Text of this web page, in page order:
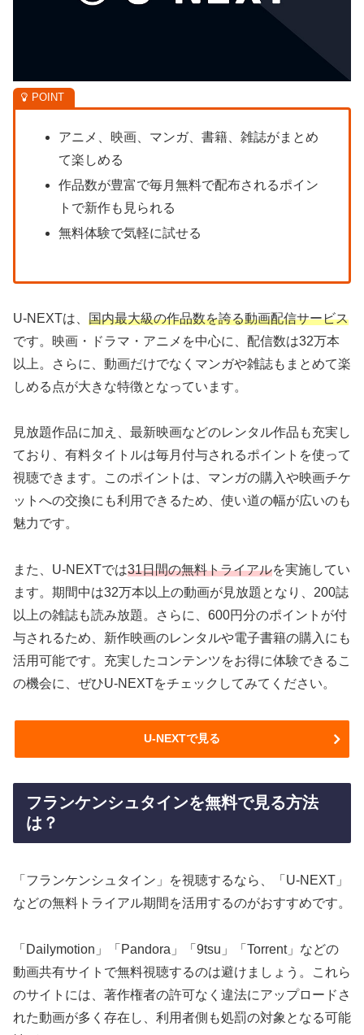
アニメ、映画、マンガ、書籍、雑誌がまとめ
て楽しめる
作品数が豊富で毎月無料で配布されるポイン
トで新作も見られる
無料体験で気軽に試せる
U-NEXTは、 国内最大級の作品数を誇る動画配信サービス
です。映画・ドラマ・アニメを中心に、配信数は32万本
以上。さらに、動画だけでなくマンガや雑誌もまとめて楽
しめる点が大きな特徴となっています。
見放題作品に加え、最新映画などのレンタル作品も充実し
ており、有料タイトルは毎月付与されるポイントを使って
視聴できます。このポイントは、マンガの購入や映画チケ
ットへの交換にも利用できるため、使い道の幅が広いのも
魅力です。
また、U-NEXTでは31日間の無料トライアルを実施してい
ます。期間中は32万本以上の動画が見放題となり、200誌
以上の雑誌も読み放題。さらに、600円分のポイントが付
与されるため、新作映画のレンタルや電子書籍の購入にも
活用可能です。充実したコンテンツをお得に体験できるこ
の機会に、ぜひU-NEXTをチェックしてみてください。
U-NEXTで見る
フランケンシュタインを無料で見る方法
は？
「フランケンシュタイン」を視聴するなら、「U-NEXT」
などの無料トライアル期間を活用するのがおすすめです。
「Dailymotion」「Pandora」「9tsu」「Torrent」などの
動画共有サイトで無料視聴するのは避けましょう。これら
のサイトには、著作権者の許可なく違法にアップロードさ
れた動画が多く存在し、利用者側も処罰の対象となる可能